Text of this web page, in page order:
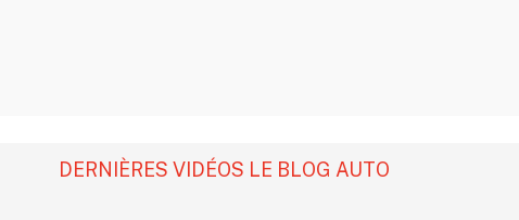
DERNIÈRES VIDÉOS LE BLOG AUTO